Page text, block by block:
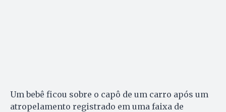
Um bebê ficou sobre o capô de um carro após um
atropelamento registrado em uma faixa de